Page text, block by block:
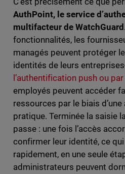
AuthPoint, le service
multifacteur de WatchGuard
fonctionnalités, les
managés peuvent protéger
identités de leurs
l’authentification push ou
employés peuvent accéder
ressources par le biais
pratique. Terminée la saisie
passe : une fois l’accès
confirmer leur identité, ce
rapidement, en une seule
administrateurs peuvent